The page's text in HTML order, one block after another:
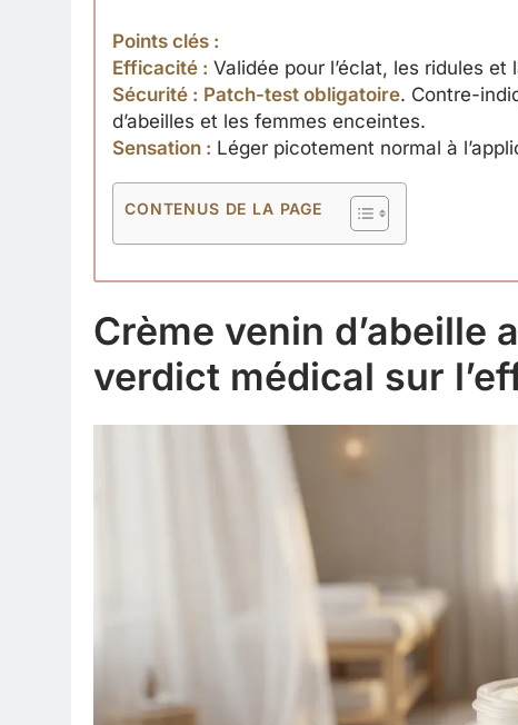
Points clés :
Efficacité : Validée pour l’éclat, les ridules et
Sécurité : Patch-test obligatoire. Contre-
d’abeilles et les femmes enceintes.
Sensation : Léger picotement normal à
CONTENUS DE LA PAGE
Crème venin d’abeille
verdict médical sur